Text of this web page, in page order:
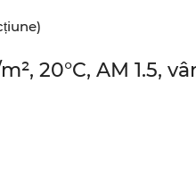
20°C, AM 1.5,